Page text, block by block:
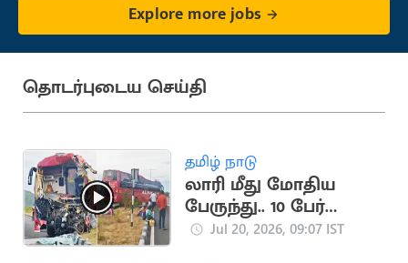
Explore more jobs
தொடர்புடைய செய்தி
தமிழ் நாடு
லாரி மீது மோதிய
பேருந்து.. 10 பேர்
படுகாயம்
Jul 20, 2026, 09:07 IST